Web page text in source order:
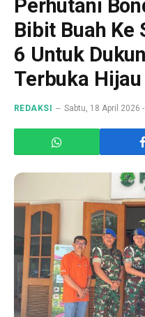
Perhutani
Bibit Buah Ke
6 Untuk
Terbuka Hijau
REDAKSI Sabtu, 18 April 2026